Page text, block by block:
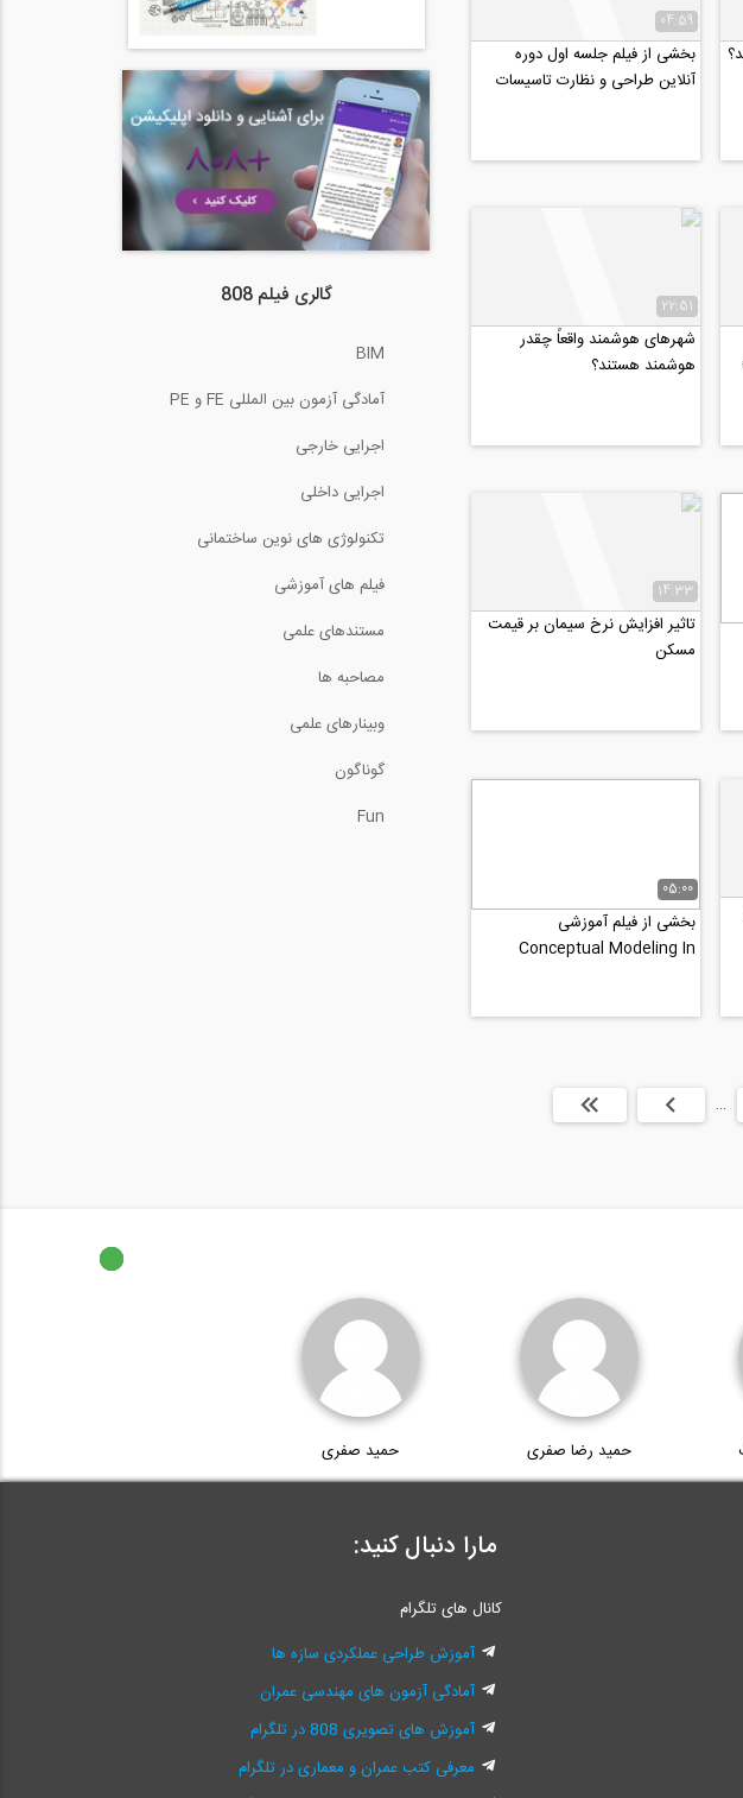
04:59
بخشی از فیلم جلسه اول دوره
آنلاین طراحی و نظارت تاسیسات
22:51
شهرهای هوشمند واقعاً چقدر
هوشمند هستند؟
14:33
تاثیر افزایش نرخ سیمان بر قیمت
مسکن
05:00
بخشی از فیلم آموزشی
Conceptual Modeling In
… بعدی انتها »
گالری فیلم 808
BIM
آمادگی آزمون بین المللی FE و PE
اجرایی خارجی
اجرایی داخلی
تکنولوژی های نوین ساختمانی
فیلم های آموزشی
مستندهای علمی
مصاحبه ها
وبینارهای علمی
گوناگون
Fun
حمید رضا صفری حمید صفری
مارا دنبال کنید:
کانال های تلگرام
آموزش طراحی عملکردی سازه ها
آمادگی آزمون های مهندسی عمران
آموزش های تصویری 808 در تلگرام
معرفی کتب عمران و معماری در تلگرام